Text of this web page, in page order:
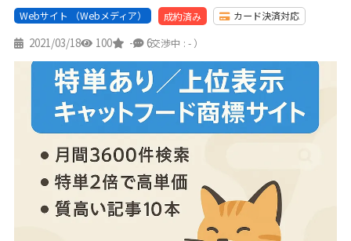
Webサイト （Webメディア） 成約済み カード決済対応
2021/03/18 100 - 6
（交渉中 : - ）